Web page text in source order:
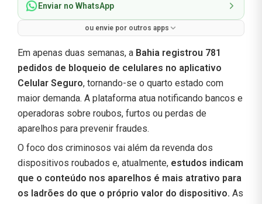
Enviar no WhatsApp
ou envie por outros apps
Em apenas duas semanas, a Bahia registrou 781
pedidos de bloqueio de celulares no aplicativo
Celular Seguro, tornando-se o quarto estado com
maior demanda. A plataforma atua notificando bancos e
operadoras sobre roubos, furtos ou perdas de
aparelhos para prevenir fraudes.
O foco dos criminosos vai além da revenda dos
dispositivos roubados e, atualmente, estudos indicam
que o conteúdo nos aparelhos é mais atrativo para
os ladrões do que o próprio valor do dispositivo. As